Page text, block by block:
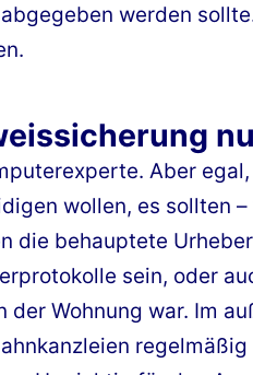
werden
Aber
wollen, es sollten
die behauptete
sein, oder
Wohnung war. Im